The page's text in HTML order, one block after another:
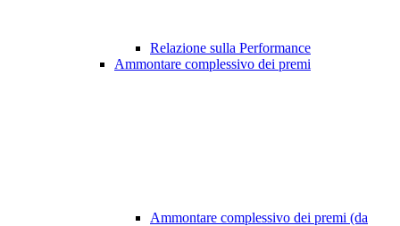
Relazione sulla Performance
Ammontare complessivo dei premi
Ammontare complessivo dei premi (da